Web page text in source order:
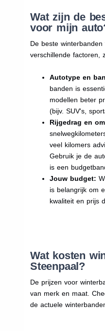
Wat zijn de
voor mijn
De beste
verschillende factoren,
Autotype en
banden is
modellen beter
(bijv. SUV's,
Rijgedrag en
veel kilomers
Gebruik je de
is een
Jouw budget:
is belangrijk om
kwaliteit en prijs
Wat kosten
Steenpaal?
De prijzen voor
van merk en maat.
de actuele